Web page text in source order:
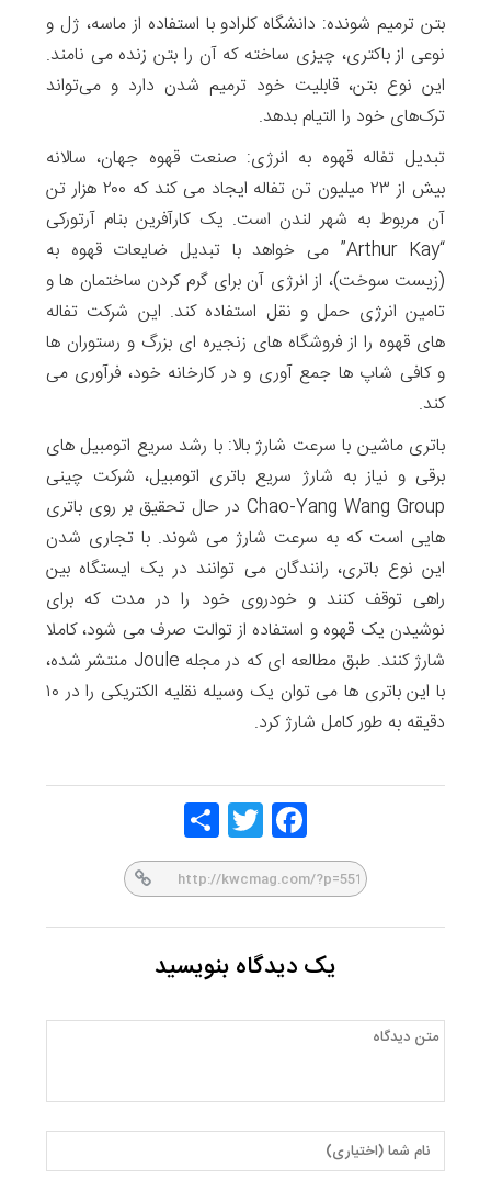
بتن ترمیم شونده: دانشگاه کلرادو با استفاده از ماسه، ژل و
نوعی از باکتری، چیزی ساخته که آن را بتن زنده می نامند.
این نوع بتن، قابلیت خود ترمیم شدن دارد و می‌تواند
ترک‌های خود را التیام بدهد.
تبدیل تفاله قهوه به انرژی: صنعت قهوه جهان، سالانه
بیش از ۲۳ میلیون تن تفاله ایجاد می کند که ۲۰۰ هزار تن
آن مربوط به شهر لندن است. یک کارآفرین بنام آرتورکی
“Arthur Kay” می خواهد با تبدیل ضایعات قهوه به
(زیست سوخت)، از انرژی آن برای گرم کردن ساختمان ها و
تامین انرژی حمل و نقل استفاده کند. این شرکت تفاله
های قهوه را از فروشگاه های زنجیره ای بزرگ و رستوران ها
و کافی شاپ ها جمع آوری و در کارخانه خود، فرآوری می
کند.
باتری ماشین با سرعت شارژ بالا: با رشد سریع اتومبیل های
برقی و نیاز به شارژ سریع باتری اتومبیل، شرکت چینی
Chao-Yang Wang Group در حال تحقیق بر روی باتری
هایی است که به سرعت شارژ می شوند. با تجاری شدن
این نوع باتری، رانندگان می توانند در یک ایستگاه بین
راهی توقف کنند و خودروی خود را در مدت که برای
نوشیدن یک قهوه و استفاده از توالت صرف می شود، کاملا
شارژ کنند. طبق مطالعه ای که در مجله Joule منتشر شده،
با این باتری ها می توان یک وسیله نقلیه الکتریکی را در ۱۰
دقیقه به طور کامل شارژ کرد.
Face
book
Twitt
er
یک دیدگاه بنویسید